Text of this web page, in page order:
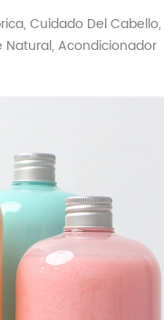
Cuidado Del
Natural, Acondicionador